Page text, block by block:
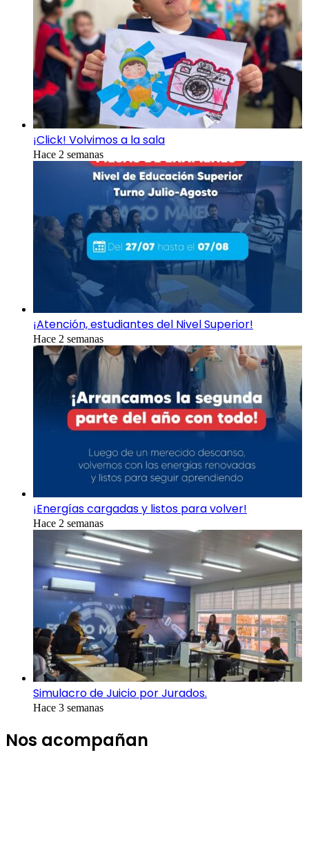
¡Click! Volvimos a la sala
Hace 2 semanas
¡Atención, estudiantes del Nivel Superior!
Hace 2 semanas
¡Energías cargadas y listos para volver!
Hace 2 semanas
Simulacro de Juicio por Jurados.
Hace 3 semanas
Nos acompañan